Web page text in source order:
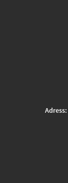
Adress: